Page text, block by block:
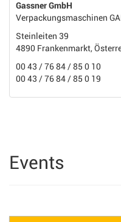
Gassner GmbH
Verpackungsmaschinen
Steinleiten 39
4890 Frankenmarkt,
00 43 / 76 84 / 85 0 10
00 43 / 76 84 / 85 0 19
Events